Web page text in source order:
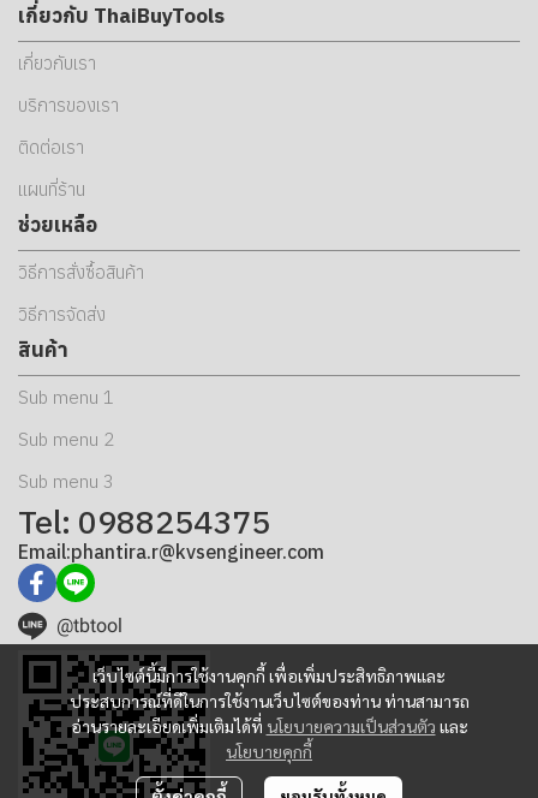
เว็บไซต์นี้มีการใช้งานคุกกี้ เพื่อเพิ่มประสิทธิภาพและ
ประสบการณ์ที่ดีในการใช้งานเว็บไซต์ของท่าน ท่านสามารถ
อ่านรายละเอียดเพิ่มเติมได้ที่ นโยบายความเป็นส่วนตัว และ
นโยบายคุกกี้
เกี่ยวกับ ThaiBuyTools
เกี่ยวกับเรา
บริการของเรา
ติดต่อเรา
แผนที่ร้าน
ช่วยเหลือ
วิธีการสั่งซื้อสินค้า
วิธีการจัดส่ง
สินค้า
Sub menu 1
Sub menu 2
Sub menu 3
Tel: 0988254375
Email:phantira.r@kvsengineer.com
@tbtool